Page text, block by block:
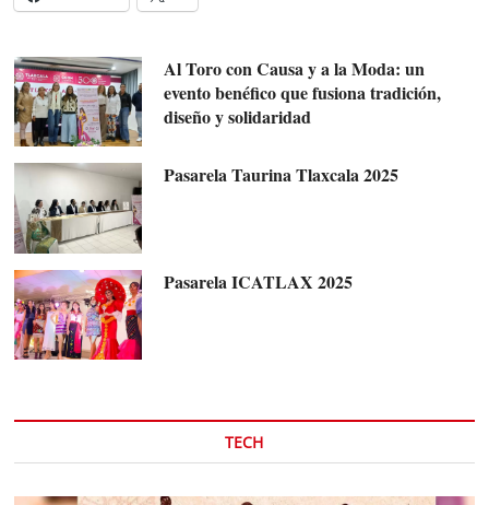
Al Toro con Causa y a la Moda: un
evento benéfico que fusiona tradición,
diseño y solidaridad
Pasarela Taurina Tlaxcala 2025
Pasarela ICATLAX 2025
TECH